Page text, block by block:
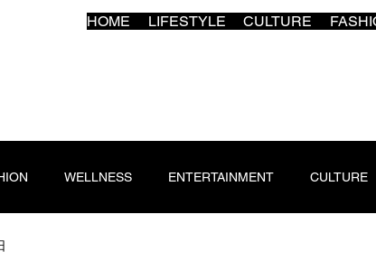
HOME LIFESTYLE CULTURE
WELLNESS ENTERTAINMENT CULTURE